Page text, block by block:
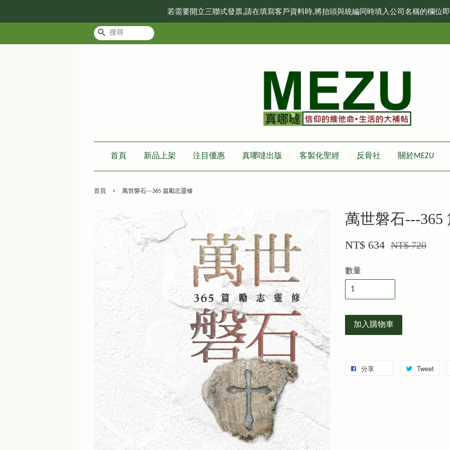
若需要開立三聯式發票,請在填寫客戶資料時,將抬頭與統編同時填入公司名稱的欄位
搜尋
首頁 新品上架 注目優惠 真哪噠出版 客製化聖經 反骨社 關於MEZU
首頁 › 萬世磐石---365 篇勵志靈修
萬世磐石---365
NT$ 634 NT$ 720
數量
加入購物車
分享 Tweet